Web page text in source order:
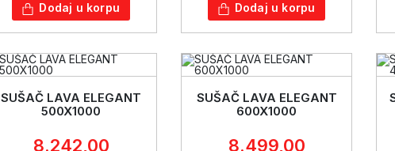
Dodaj u korpu Dodaj u korpu
SUŠAČ LAVA ELEGANT
500X1000
8.242,00
SUŠAČ LAVA ELEGANT
600X1000
8.499,00